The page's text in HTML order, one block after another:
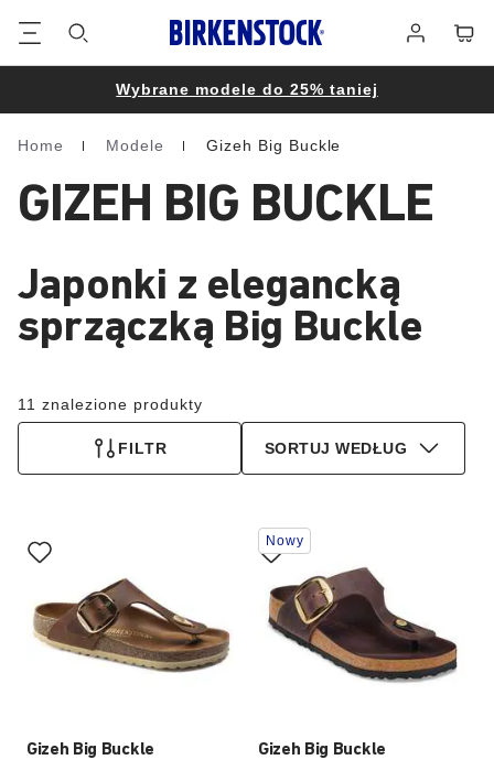
się
Wybrane modele do 25% taniej
Homepage
Home Modele Gizeh Big Buckle
GIZEH BIG BUCKLE
Japonki z elegancką
sprzączką Big Buckle
11 znalezione produkty
FILTR SORTUJ WEDŁUG
Gizeh Big Buckle
koloru
spowoduje
zdjęcia
produktu
Gizeh Big Buckle
Wybranie
koloru
spowoduje
zmianę
zdjęcia
produktu
Nowy